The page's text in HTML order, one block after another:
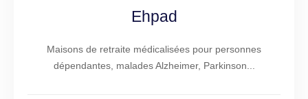
Ehpad
Maisons de retraite médicalisées pour personnes
dépendantes, malades Alzheimer, Parkinson...